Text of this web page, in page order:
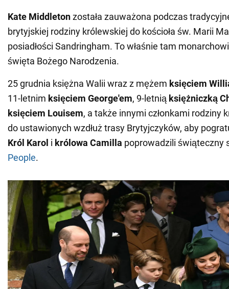
Kate Middletonzostała zauważona podczas
brytyjskiej rodziny królewskiej do kościoła św. Marii
posiadłości Sandringham. To właśnie tam
święta Bożego Narodzenia.
25 grudnia księżna Walii wraz z mężem księciem
11-letnim księciem George'em, 9-letnią księżniczką
księciem Louisem, a także innymi członkami rodziny
do ustawionych wzdłuż trasy Brytyjczyków, aby
Król Karol i królowa Camilla poprowadzili świąteczny
People.